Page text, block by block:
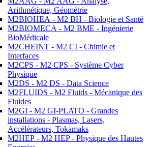
Arithmétique, Géométrie
M2BIOHEA - M2 BH - Biologie et Santé
M2BIOMECA - M2 BME - Ingénierie
BioMédicale
M2CHEINT - M2 CI - Chimie et
Interfaces
M2CPS - M2 CPS - Système Cyber
Physique
M2DS - M2 DS - Data Science
M2FLUIDS - M2 Fluids - Mécanique des
Fluides
M2GI - M2 GI-PLATO - Grandes
installations - Plasmas, Lasers,
Accélérateurs, Tokamaks
M2HEP - M2 HEP - Physique des Hautes